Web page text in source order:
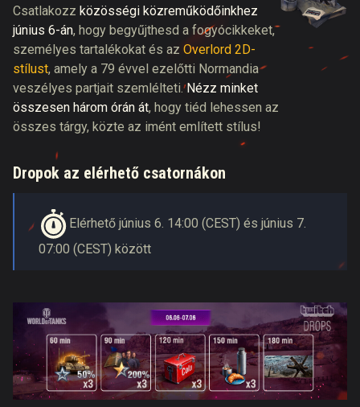
Csatlakozz közösségi közreműködőinkhez
június 6-án, hogy begyűjthesd a fogyócikkeket,
személyes tartalékokat és az Overlord 2D-
stílust, amely a 79 évvel ezelőtti Normandia
veszélyes partjait szemlélteti.Nézz minket
összesen három órán át, hogy tiéd lehessen az
összes tárgy, közte az imént említett stílus!
Dropok az elérhető csatornákon
Elérhető június 6. 14:00 (CEST) és június 7.
07:00 (CEST) között